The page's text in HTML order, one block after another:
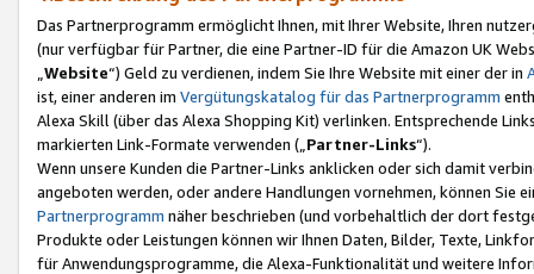
Das Partnerprogramm ermöglicht Ihnen, mit Ihrer Website, Ihren
(nur verfügbar für Partner, die eine Partner-ID für die Amazon UK
Website“) Geld zu verdienen, indem Sie Ihre Website mit einer der in
ist, einer anderen im Vergütungskatalog für das Partnerprogramm
Alexa Skill (über das Alexa Shopping Kit) verlinken. Entsprechende
markierten Link-Formate verwenden („ Partner-Links“).
Wenn unsere Kunden die Partner-Links anklicken oder sich damit
angeboten werden, oder andere Handlungen vornehmen, können Sie
Partnerprogramm näher beschrieben (und vorbehaltlich der dort
Produkte oder Leistungen können wir Ihnen Daten, Bilder, Texte,
für Anwendungsprogramme, die Alexa-Funktionalität und weitere